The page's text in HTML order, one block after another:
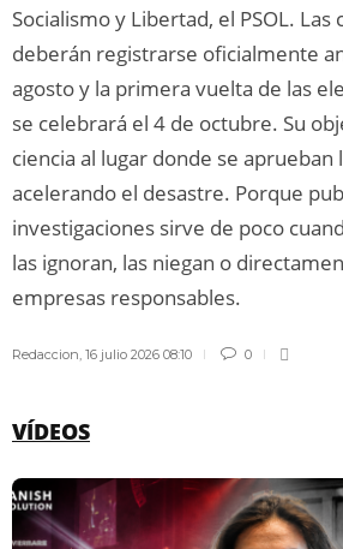
Socialismo y Libertad, el PSOL. Las
deberán registrarse oficialmente
agosto y la primera vuelta de las
se celebrará el 4 de octubre. Su
ciencia al lugar donde se aprueban
acelerando el desastre. Porque
investigaciones sirve de poco
las ignoran, las niegan o
empresas responsables.
Redaccion, 16 julio 2026 08:10 0
VÍDEOS